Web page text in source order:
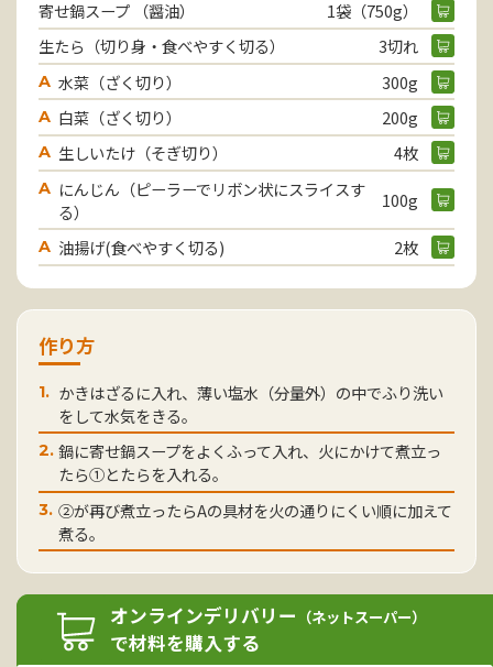
寄せ鍋スープ （醤油）
1袋（750g）
生たら（切り身・食べやすく切る）
3切れ
A 水菜（ざく切り） 300g
A 白菜（ざく切り） 200g
A 生しいたけ（そぎ切り） 4枚
A にんじん（ピーラーでリボン状にスライスす
る）
100g
A 油揚げ(食べやすく切る) 2枚
作り方
1. かきはざるに入れ、薄い塩水（分量外）の中でふり洗い
をして水気をきる。
2. 鍋に寄せ鍋スープをよくふって入れ、火にかけて煮立っ
たら①とたらを入れる。
3. ②が再び煮立ったらAの具材を火の通りにくい順に加えて
煮る。
オンラインデリバリー （ネットスーパー）
で材料を購入する